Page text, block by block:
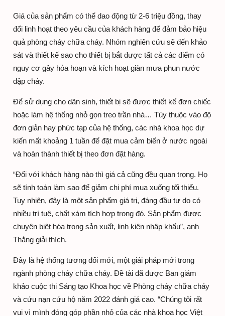
Giá của sản phẩm có thể dao động từ 2-6 triệu đồng, thay
đổi linh hoạt theo yêu cầu của khách hàng để đảm bảo hiệu
quả phòng cháy chữa cháy. Nhóm nghiên cứu sẽ đến khảo
sát và thiết kế sao cho thiết bị bắt được tất cả các điểm có
nguy cơ gây hỏa hoạn và kích hoạt giàn mưa phun nước
dập cháy.
Để sử dụng cho dân sinh, thiết bị sẽ được thiết kế đơn chiếc
hoặc làm hệ thống nhỏ gọn treo trần nhà… Tùy thuộc vào độ
đơn giản hay phức tạp của hệ thống, các nhà khoa học dự
kiến mất khoảng 1 tuần để đặt mua cảm biến ở nước ngoài
và hoàn thành thiết bị theo đơn đặt hàng.
“Đối với khách hàng nào thì giá cả cũng đều quan trọng. Họ
sẽ tính toán làm sao để giảm chi phí mua xuống tối thiểu.
Tuy nhiên, đây là một sản phẩm giá trị, đáng đầu tư do có
nhiều trí tuệ, chất xám tích hợp trong đó. Sản phẩm được
chuyên biệt hóa trong sản xuất, linh kiện nhập khẩu”, anh
Thắng giải thích.
Đây là hệ thống tương đối mới, một giải pháp mới trong
ngành phòng cháy chữa cháy. Đề tài đã được Ban giám
khảo cuộc thi Sáng tạo Khoa học về Phòng cháy chữa cháy
và cứu nạn cứu hộ năm 2022 đánh giá cao. “Chúng tôi rất
vui vì mình đóng góp phần nhỏ của các nhà khoa học Việt